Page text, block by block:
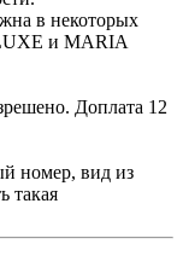
в некоторых
и MARIA
Доплата 12
номер, вид из
такая